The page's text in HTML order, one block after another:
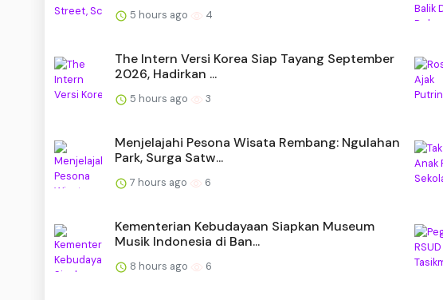
5 hours ago 4
The Intern Versi Korea Siap Tayang September
2026, Hadirkan ...
5 hours ago 3
Menjelajahi Pesona Wisata Rembang: Ngulahan
Park, Surga Satw...
7 hours ago 6
Kementerian Kebudayaan Siapkan Museum
Musik Indonesia di Ban...
8 hours ago 6